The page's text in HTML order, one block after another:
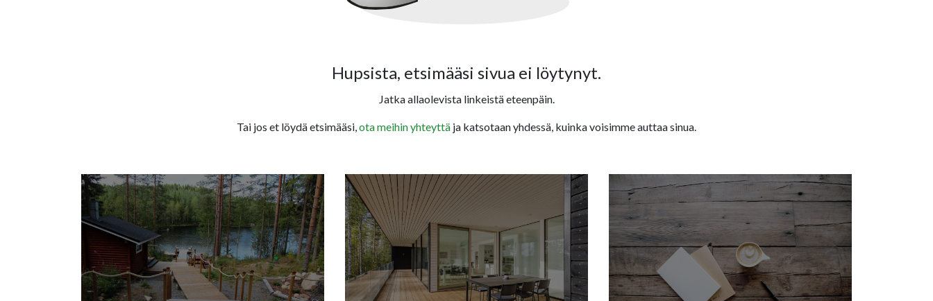
Hupsista, etsimääsi sivua ei löytynyt.
Jatka allaolevista linkeistä eteenpäin.
Tai jos et löydä etsimääsi,ota meihin yhteyttä ja katsotaan yhdessä, kuinka voisimme auttaa sinua.